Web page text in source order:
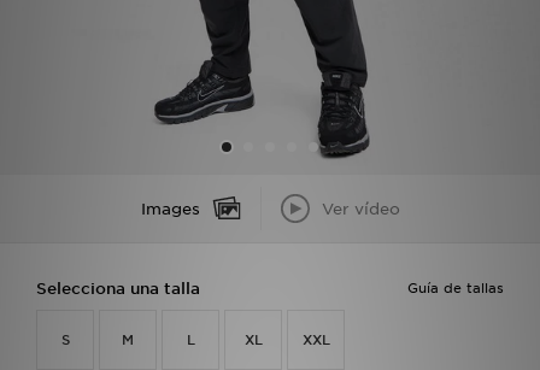
Images Ver vídeo
Guía de tallas
Selecciona una talla
S M L XL XXL